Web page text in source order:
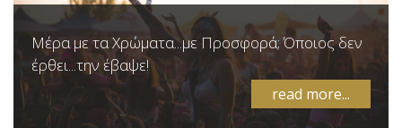
Μέρα με τα Χρώματα...με Προσφορά; Όποιος δεν
έρθει...την έβαψε!
read more...